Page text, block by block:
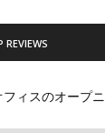
REVIEWS
ィスのオープニ